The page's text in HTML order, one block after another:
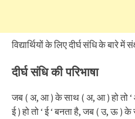
विद्यार्थियों के लिए दीर्घ संधि के बारे
दीर्घ संधि की परिभाषा
जब ( अ, आ ) के साथ ( अ, आ ) हो तो ‘
ई ) हो तो ‘ ई ‘ बनता है, जब ( उ, ऊ )